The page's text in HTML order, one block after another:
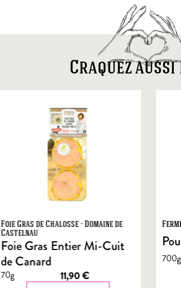
Craquez aussi
Foie Gras de Chalosse - Domaine de
Castelnau
Foie Gras Entier Mi-Cuit
de Canard
70g 11,90€
700g